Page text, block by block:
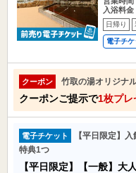
入浴料金
日帰り
電子チケ
クーポン 竹取の湯オリジナ
クーポンご提示で1枚プレ
電子チケット
【平日限定】
特典1つ
【平日限定】【一般】大